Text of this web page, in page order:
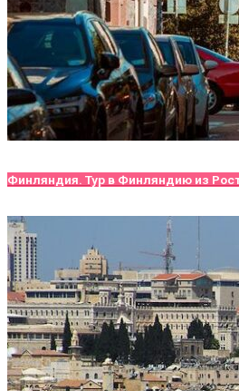
Финляндия. Тур в Финляндию из